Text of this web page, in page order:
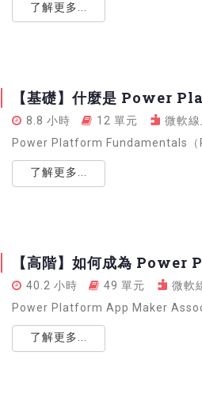
了解更多...
【基礎】什麼是 Power
8.8 小時 12 單元
微軟線
Power Platform Fundamentals（
了解更多...
40.2 小時 49 單元
微軟
Power Platform App Maker
了解更多...